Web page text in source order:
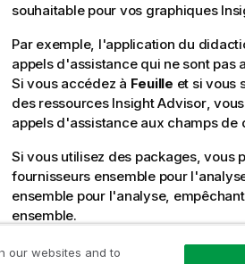
souhaitable pour vos graphiques
Par exemple, l'application du
appels d'assistance qui ne sont pas
Si vous accédez à Feuille et si vous
des ressources Insight Advisor,
appels d'assistance aux champs de
Si vous utilisez des packages, vous
fournisseurs ensemble pour
ensemble pour l'analyse,
ensemble.
our websites and to